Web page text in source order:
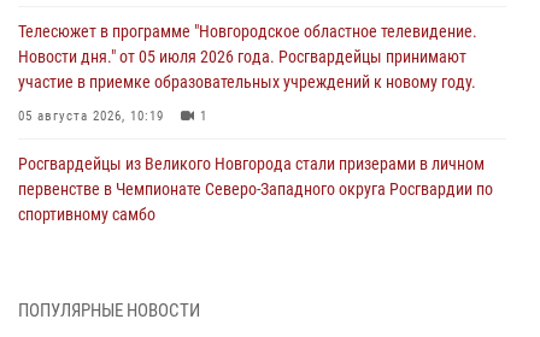
Телесюжет в программе "Новгородское областное телевидение.
Новости дня." от 05 июля 2026 года. Росгвардейцы принимают
участие в приемке образовательных учреждений к новому году.
05 августа 2026, 10:19 1
Росгвардейцы из Великого Новгорода стали призерами в личном
первенстве в Чемпионате Северо-Западного округа Росгвардии по
спортивному самбо
детского лагеря
ПОПУЛЯРНЫЕ НОВОСТИ